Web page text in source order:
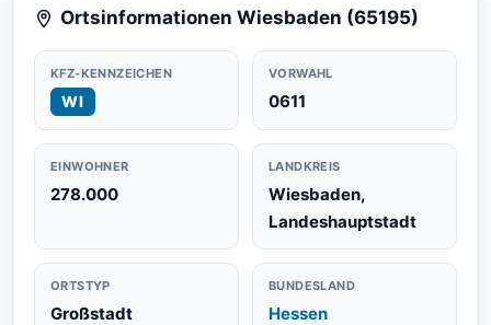
Ortsinformationen Wiesbaden (65195)
KFZ-KENNZEICHEN
WI
VORWAHL
0611
EINWOHNER
278.000
LANDKREIS
Wiesbaden,
Landeshauptstadt
ORTSTYP
Großstadt
BUNDESLAND
Hessen